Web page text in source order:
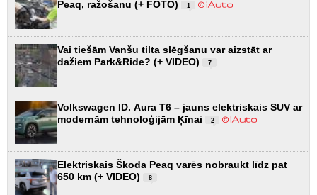
Peaq, ražošanu (+ FOTO) 1
Vai tiešām Vanšu tilta slēgšanu var aizstāt ar
dažiem Park&Ride? (+ VIDEO)
7
Volkswagen ID. Aura T6 – jauns elektriskais SUV ar
modernām tehnoloģijām Ķīnai
2
Elektriskais Škoda Peaq varēs nobraukt līdz pat
650 km (+ VIDEO)
8